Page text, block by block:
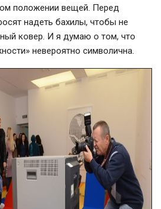
положении вещей. Перед
надеть бахилы, чтобы не
ковер. И я думаю о том, что
невероятно символична.